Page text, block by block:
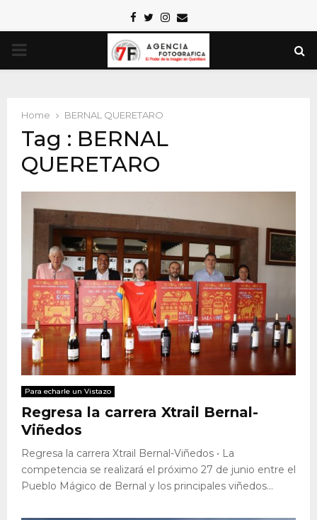
Facebook
TwitterInstagram
Email
PRIMARY
Home BERNAL QUERETARO
Tag : BERNAL
QUERETARO
Para echarle un Vistazo
Regresa la carrera Xtrail Bernal-
Viñedos
Regresa la carrera Xtrail Bernal-Viñedos • La
competencia se realizará el próximo 27 de junio entre el
Pueblo Mágico de Bernal y los principales viñedos...